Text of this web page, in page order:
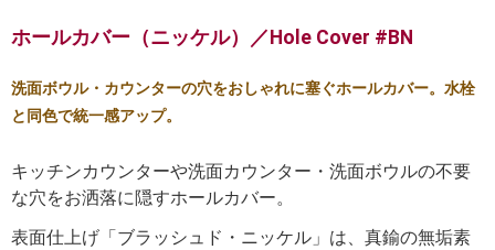
ホールカバー（ニッケル）／Hole Cover #BN
洗面ボウル・カウンターの穴をおしゃれに塞ぐホールカバー。水栓
と同色で統一感アップ。
キッチンカウンターや洗面カウンター・洗面ボウルの不要
な穴をお洒落に隠すホールカバー。
表面仕上げ「ブラッシュド・ニッケル」は、真鍮の無垢素